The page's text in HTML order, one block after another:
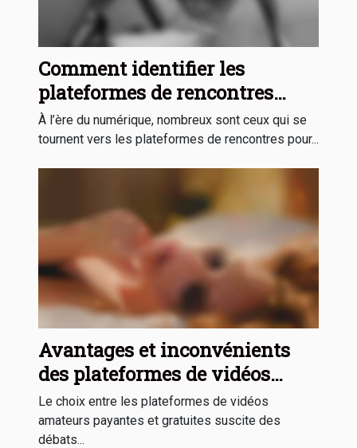
Comment identifier les
plateformes de rencontres
sécurisées ?
À l’ère du numérique, nombreux sont ceux qui se
tournent vers les plateformes de rencontres pour...
Avantages et inconvénients
des plateformes de vidéos
amateurs payantes contre
gratuites
Le choix entre les plateformes de vidéos
amateurs payantes et gratuites suscite des
débats...